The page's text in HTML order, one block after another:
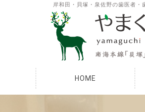
岸和田・貝塚・泉佐野の歯医者・
HOME